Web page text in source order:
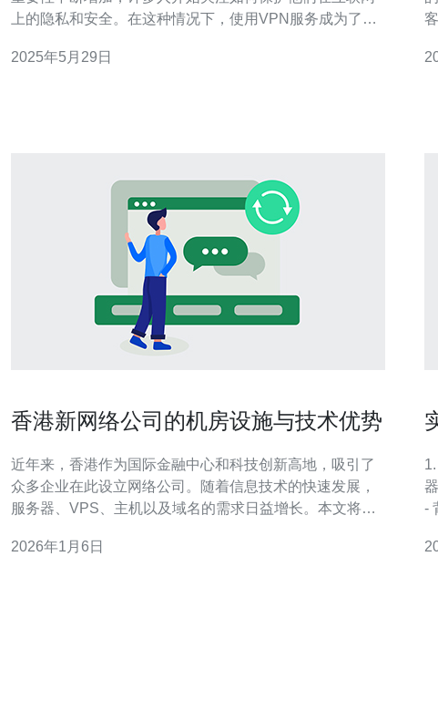
上的隐私和安全。在这种情况下，使用VPN服务成为了一
香港作为一个国际化大都市，具有发达的互联网基础设施
2025年5月29日
畅玩
香港新网络公司的机房设施与技术优势
近年来，香港作为国际金融中心和科技创新高地，吸引了
众多企业在此设立网络公司。随着信息技术的快速发展，
服务器、VPS、主机以及域名的需求日益增长。本文将探
选择适合的网络服务。 首先，香港的地理位置优越，位于
2026年1月6日
-